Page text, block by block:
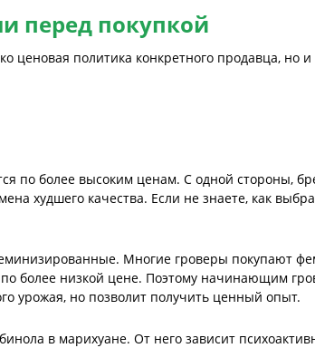
перед покупкой
ценовая политика конкретного продавца, но
по более высоким ценам. С одной стороны,
худшего качества. Если не знаете, как
Многие гроверы покупают
более низкой цене. Поэтому начинающим
урожая, но позволит получить ценный опыт.
в марихуане. От него зависит